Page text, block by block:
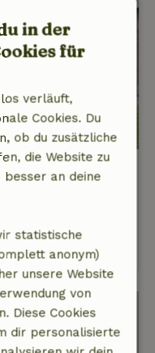
Gieten
8,9/10
Ansehen
in der
für
verläuft,
Cookies. Du
ob du zusätzliche
die Website zu
besser an deine
statistische
anonym)
unsere Website
von
Diese Cookies
dir personalisierte